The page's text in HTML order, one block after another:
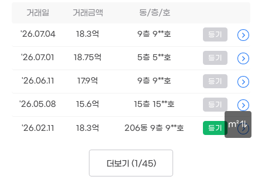
m²
거래일 거래금액 동/층/호
'26.07.04 18.3억 9층 9**호 등기
'26.07.01 18.75억 5층 5**호 등기
'26.06.11 17.9억 9층 9**호 등기
'26.05.08 15.6억 15층 15**호 등기
'26.02.11 18.3억 206동 9층 9**호 등기
더보기 (1/45)